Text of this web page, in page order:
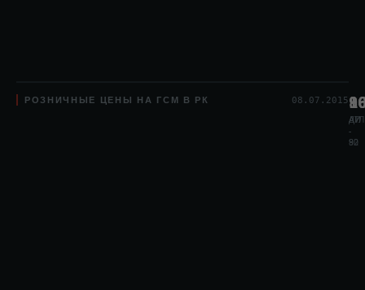
РОЗНИЧНЫЕ ЦЕНЫ НА ГСМ В РК 08.07.2015
АИ
-
80
АИ
-
92
ДТЛ